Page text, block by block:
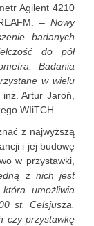
Agilent 4210
– Nowy
badanych
do pół
Badania
w wielu
Artur Jaroń,
WIiTCH.
z najwyższą
i jej budowę
w przystawki,
z nich jest
umożliwia
st. Celsjusza.
czy przystawkę